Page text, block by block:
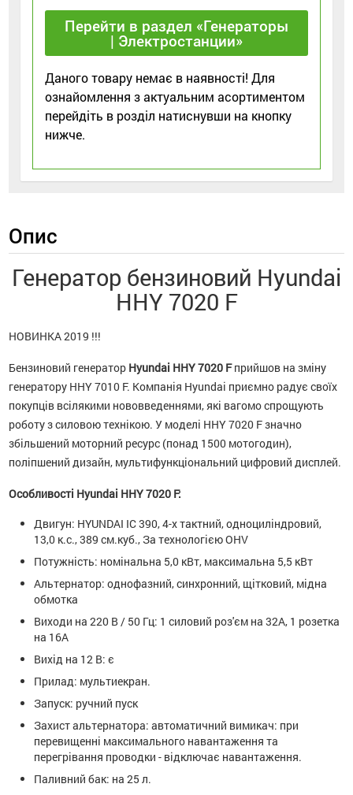
Перейти в раздел «Генераторы
| Электростанции»
Даного товару немає в наявності! Для
ознайомлення з актуальним асортиментом
перейдіть в розділ натиснувши на кнопку
нижче.
Опис
Генератор бензиновий Hyundai
HHY 7020 F
НОВИНКА 2019 !!!
Бензиновий генератор Hyundai HHY 7020 Fприйшов на зміну
генератору HHY 7010 F. Компанія Hyundai приємно радує своїх
покупців всілякими нововведеннями, які вагомо спрощують
роботу з силовою технікою. У моделі HHY 7020 F значно
збільшений моторний ресурс (понад 1500 мотогодин),
поліпшений дизайн, мультифункціональний цифровий дисплей.
Особливості Hyundai HHY 7020 F:
Двигун: HYUNDAI IC 390, 4-х тактний, одноциліндровий,
13,0 к.с., 389 см.куб., За технологією OHV
Потужність: номінальна 5,0 кВт, максимальна 5,5 кВт
Альтернатор: однофазний, синхронний, щітковий, мідна
обмотка
Виходи на 220 В / 50 Гц: 1 силовий роз'єм на 32А, 1 розетка
на 16А
Вихід на 12 В: є
Прилад: мультиекран.
Запуск: ручний пуск
Захист альтернатора: автоматичний вимикач: при
перевищенні максимального навантаження та
перегрівання проводки - відключає навантаження.
Паливний бак: на 25 л.